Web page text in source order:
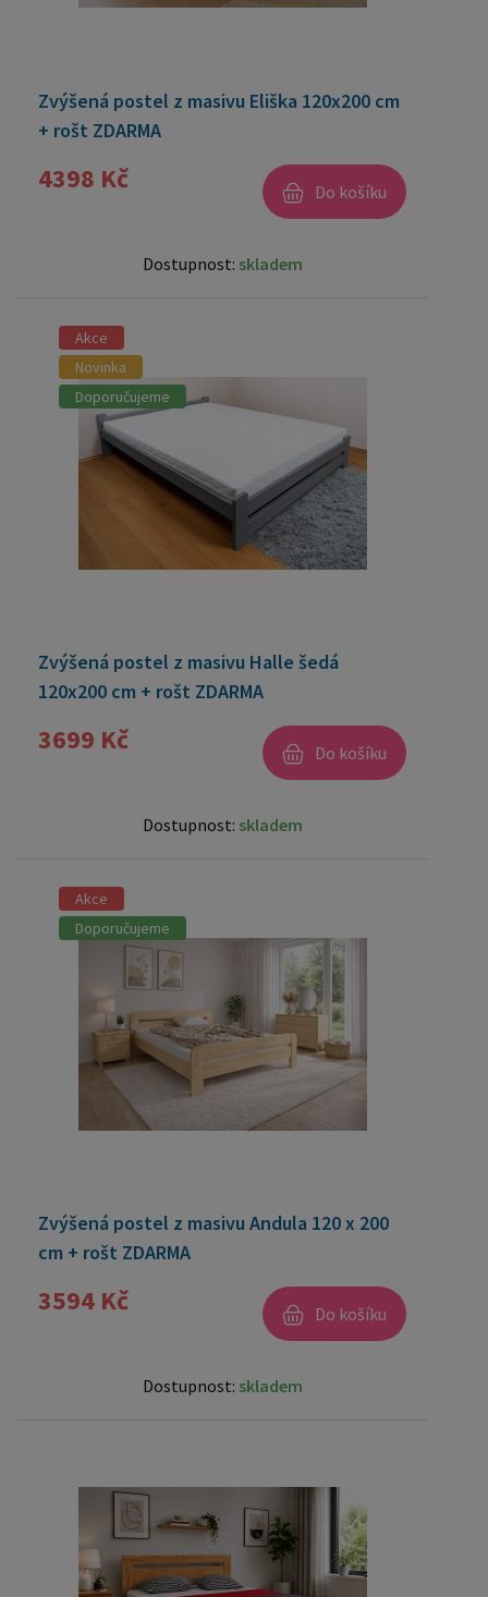
Zvýšená postel z masivu Eliška 120x200 cm
+ rošt ZDARMA
4398 Kč Do košíku
Dostupnost: skladem
Akce
Novinka
Doporučujeme
Zvýšená postel z masivu Halle šedá
120x200 cm + rošt ZDARMA
3699 Kč Do košíku
Dostupnost: skladem
Akce
Doporučujeme
Zvýšená postel z masivu Andula 120 x 200
cm + rošt ZDARMA
3594 Kč Do košíku
Dostupnost: skladem